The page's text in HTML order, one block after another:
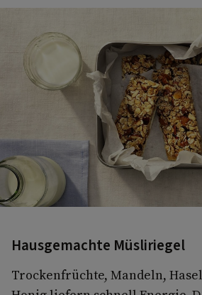
Hausgemachte Müsliriegel
Trockenfrüchte, Mandeln,